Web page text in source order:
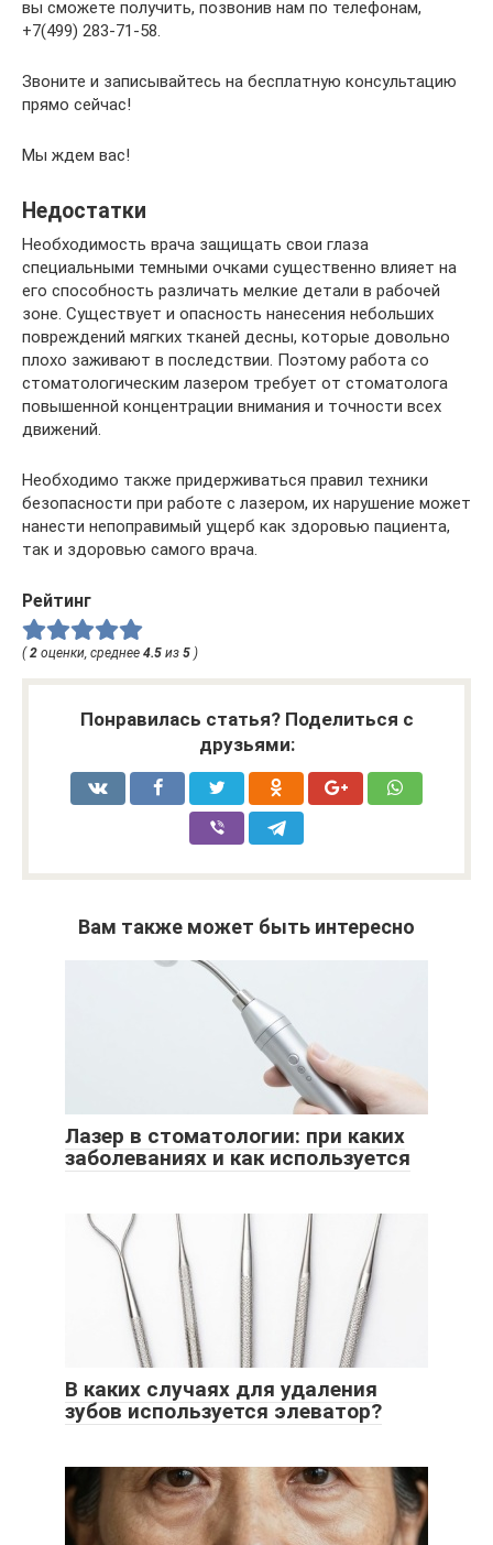
вы сможете получить, позвонив нам по телефонам,
+7(499) 283-71-58.
Звоните и записывайтесь на бесплатную консультацию
прямо сейчас!
Мы ждем вас!
Недостатки
Необходимость врача защищать свои глаза
специальными темными очками существенно влияет на
его способность различать мелкие детали в рабочей
зоне. Существует и опасность нанесения небольших
повреждений мягких тканей десны, которые довольно
плохо заживают в последствии. Поэтому работа со
стоматологическим лазером требует от стоматолога
повышенной концентрации внимания и точности всех
движений.
Необходимо также придерживаться правил техники
безопасности при работе с лазером, их нарушение может
нанести непоправимый ущерб как здоровью пациента,
так и здоровью самого врача.
Рейтинг
(2 оценки, среднее 4.5 из 5 )
Понравилась статья? Поделиться с
друзьями:
Вам также может быть интересно
Лазер в стоматологии: при каких
заболеваниях и как используется
В каких случаях для удаления
зубов используется элеватор?